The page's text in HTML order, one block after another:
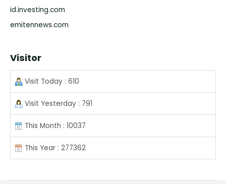
id.investing.com
emitennews.com
Visitor
Visit Today : 610
Visit Yesterday : 791
This Month : 10037
This Year : 277362